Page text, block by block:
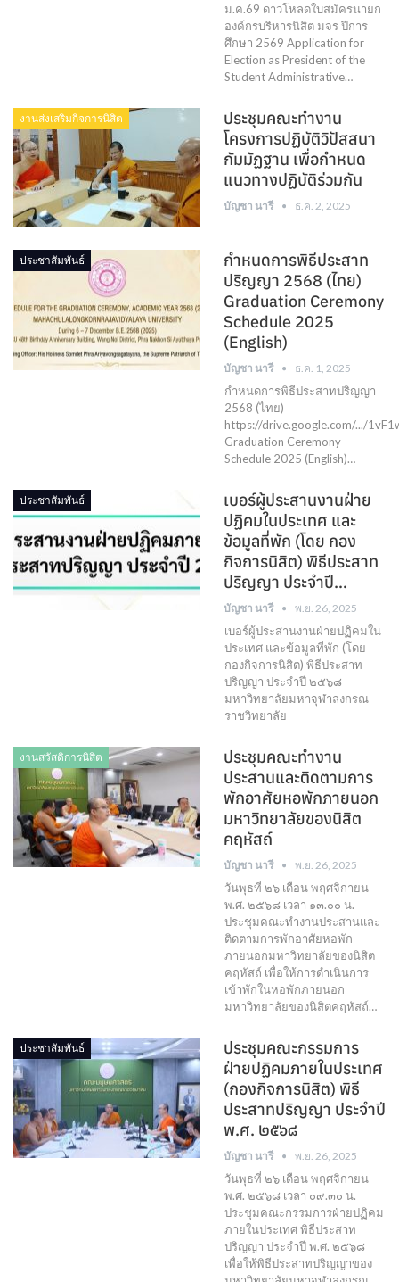
ม.ค.69 ดาวโหลดใบสมัครนายก
องค์กรบริหารนิสิต มจร ปีการ
ศึกษา 2569 Application for
Election as President of the
Student Administrative…
งานส่งเสริมกิจการนิสิต
ประชุมคณะทำงาน
โครงการปฏิบัติวิปัสสนา
กัมมัฏฐาน เพื่อกำหนด
แนวทางปฏิบัติร่วมกัน
บัญชา นารี ธ.ค. 2, 2025
ประชาสัมพันธ์
กำหนดการพิธีประสาท
ปริญญา 2568 (ไทย)
Graduation Ceremony
Schedule 2025
(English)
บัญชา นารี ธ.ค. 1, 2025
กำหนดการพิธีประสาทปริญญา
2568 (ไทย)
https://drive.google.com/.../
Graduation Ceremony
Schedule 2025 (English)…
ประชาสัมพันธ์
เบอร์ผู้ประสานงานฝ่าย
ปฏิคมในประเทศ และ
ข้อมูลที่พัก (โดย กอง
กิจการนิสิต) พิธีประสาท
ปริญญา ประจำปี…
บัญชา นารี พ.ย. 26, 2025
เบอร์ผู้ประสานงานฝ่ายปฏิคมใน
ประเทศ และข้อมูลที่พัก (โดย
กองกิจการนิสิต) พิธีประสาท
ปริญญา ประจำปี ๒๕๖๘
มหาวิทยาลัยมหาจุฬาลงกรณ
ราชวิทยาลัย
งานสวัสดิการนิสิต
ประชุมคณะทำงาน
ประสานและติดตามการ
พักอาศัยหอพักภายนอก
มหาวิทยาลัยของนิสิต
คฤหัสถ์
บัญชา นารี พ.ย. 26, 2025
วันพุธที่ ๒๖ เดือน พฤศจิกายน
พ.ศ. ๒๕๖๘ เวลา ๑๓.๐๐ น.
ประชุมคณะทำงานประสานและ
ติดตามการพักอาศัยหอพัก
ภายนอกมหาวิทยาลัยของนิสิต
คฤหัสถ์ เพื่อให้การดำเนินการ
เข้าพักในหอพักภายนอก
มหาวิทยาลัยของนิสิตคฤหัสถ์…
ประชาสัมพันธ์
ประชุมคณะกรรมการ
ฝ่ายปฏิคมภายในประเทศ
(กองกิจการนิสิต) พิธี
ประสาทปริญญา ประจำปี
พ.ศ. ๒๕๖๘
บัญชา นารี พ.ย. 26, 2025
วันพุธที่ ๒๖ เดือน พฤศจิกายน
พ.ศ. ๒๕๖๘ เวลา ๐๙.๓๐ น.
ประชุมคณะกรรมการฝ่ายปฏิคม
ภายในประเทศ พิธีประสาท
ปริญญา ประจำปี พ.ศ. ๒๕๖๘
เพื่อให้พิธีประสาทปริญญาของ